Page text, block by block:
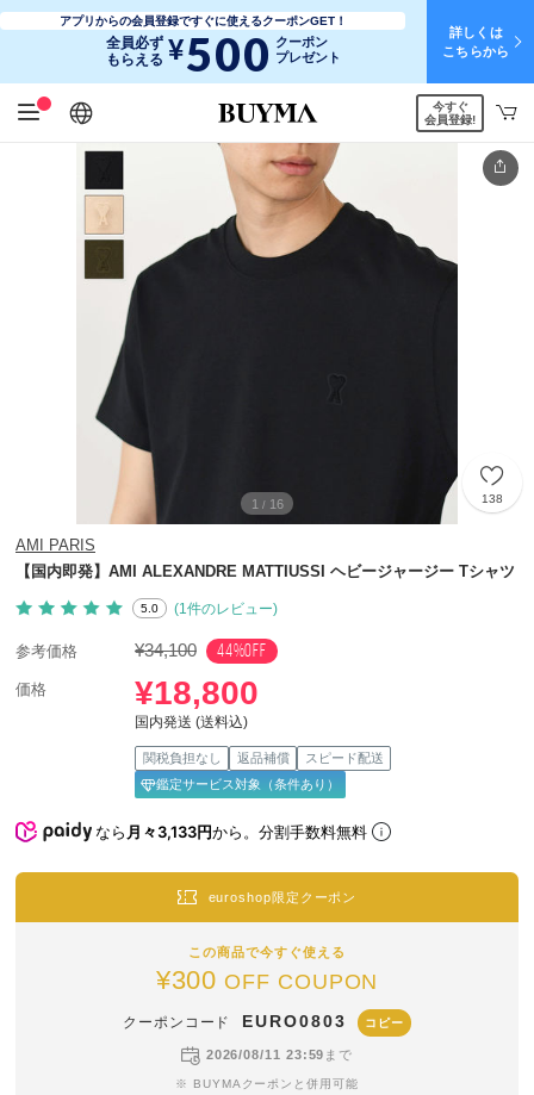
アプリからの会員登録ですぐに使えるクーポンGET！
全員必ず
もらえる ¥500 クーポン
プレゼント
詳しくは
こちらから
日本語
English
简体中文
繁體中文
今すぐ
会員登録!
1 / 16 138
AMI PARIS
【国内即発】AMI ALEXANDRE MATTIUSSI ヘビージャージー Tシャツ
5.0 (1件のレビュー)
参考価格 ¥34,100 44%OFF
価格 ¥18,800
国内発送 (送料込)
関税負担なし 返品補償
スピード配送
鑑定サービス対象（条件あり）
なら 月々3,133円から。分割手数料無料
euroshop限定クーポン
この商品で今すぐ使える
¥300 OFF COUPON
クーポンコード EURO0803 コピー
2026/08/11 23:59 まで
※ BUYMAクーポンと併用可能